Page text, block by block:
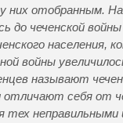
у них отобранным.
до чеченской
населения,
войны
называют
отличают себя от
тех неправильными